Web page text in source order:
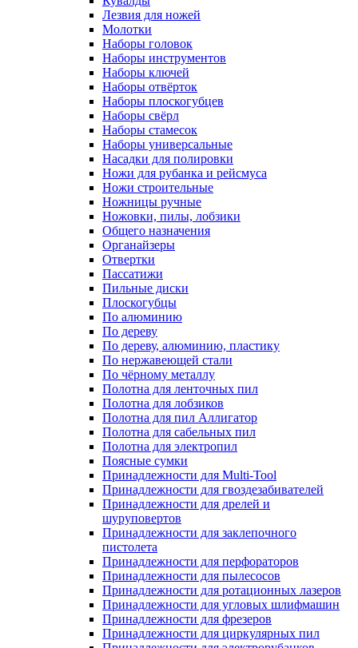
Лезвия для ножей
Молотки
Наборы головок
Наборы инструментов
Наборы ключей
Наборы отвёрток
Наборы плоскогубцев
Наборы свёрл
Наборы стамесок
Наборы универсальные
Насадки для полировки
Ножи для рубанка и рейсмуса
Ножи строительные
Ножницы ручные
Ножовки, пилы, лобзики
Общего назначения
Органайзеры
Отвертки
Пассатижи
Пильные диски
Плоскогубцы
По алюминию
По дереву
По дереву, алюминию, пластику
По нержавеющей стали
По чёрному металлу
Полотна для ленточных пил
Полотна для лобзиков
Полотна для пил Аллигатор
Полотна для сабельных пил
Полотна для электропил
Поясные сумки
Принадлежности для Multi-Tool
Принадлежности для гвоздезабивателей
Принадлежности для дрелей и
шуруповертов
Принадлежности для заклепочного
пистолета
Принадлежности для перфораторов
Принадлежности для пылесосов
Принадлежности для ротационных лазеров
Принадлежности для угловых шлифмашин
Принадлежности для фрезеров
Принадлежности для циркулярных пил